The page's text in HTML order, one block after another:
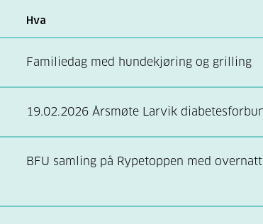
Hva
Familiedag med hundekjøring og grilling
19.02.2026 Årsmøte Larvik
BFU samling på Rypetoppen med